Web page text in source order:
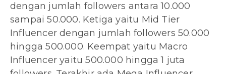
dengan jumlah followers antara 10.000
sampai 50.000. Ketiga yaitu Mid Tier
Influencer dengan jumlah followers 50.000
hingga 500.000. Keempat yaitu Macro
Influencer yaitu 500.000 hingga 1 juta